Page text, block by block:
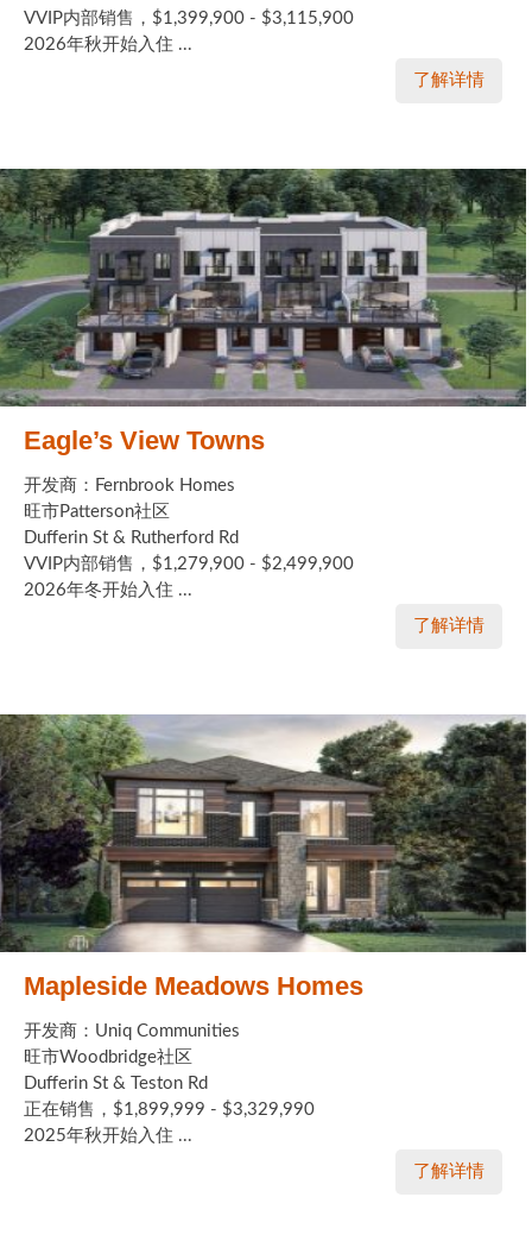
VVIP内部销售，$1,399,900 - $3,115,900
2026年秋开始入住 ...
了解详情
Eagle’s View Towns
开发商：Fernbrook Homes
旺市Patterson社区
Dufferin St & Rutherford Rd
VVIP内部销售，$1,279,900 - $2,499,900
2026年冬开始入住 ...
了解详情
Mapleside Meadows Homes
开发商：Uniq Communities
旺市Woodbridge社区
Dufferin St & Teston Rd
正在销售，$1,899,999 - $3,329,990
2025年秋开始入住 ...
了解详情